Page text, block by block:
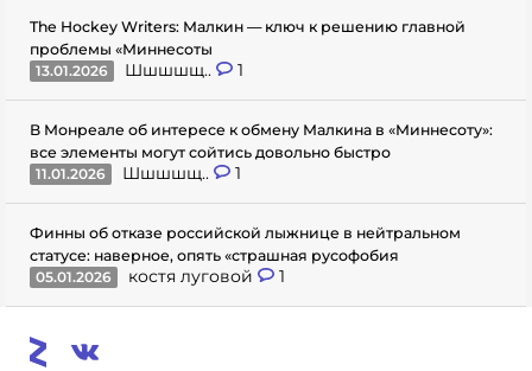
The Hockey Writers: Малкин — ключ к решению главной
проблемы «Миннесоты
13.01.2026
Шшшшщ.. 1
В Монреале об интересе к обмену Малкина в «Миннесоту»:
все элементы могут сойтись довольно быстро
11.01.2026
Шшшшщ.. 1
Финны об отказе российской лыжнице в нейтральном
статусе: наверное, опять «страшная русофобия
05.01.2026
костя луговой 1